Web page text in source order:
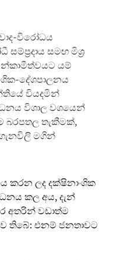
විරෝධය
සමඟ මිශ්‍ර
යම්
දේශපාලනය
වියදමින්
විශාල වශයෙන්
බරපතල තැකීමක්,
මගින්
කරන ලද දක්ෂිනාංශික
කල අය, දැන්
අතරින් වඩාත්ම
තිබේ: එනම් ජනතාවට